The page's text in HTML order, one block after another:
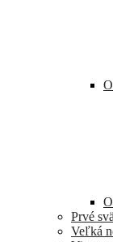
Prvé
Veľká